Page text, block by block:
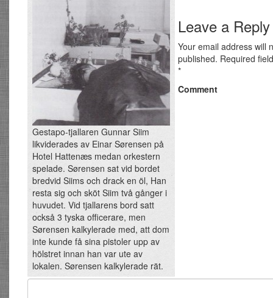
Gestapo-tjallaren Gunnar Siim
likviderades av Einar Sørensen på
Hotel Hattenæs medan orkestern
spelade. Sørensen sat vid bordet
bredvid Siims och drack en öl, Han
resta sig och sköt Siim två gånger i
huvudet. Vid tjallarens bord satt
också 3 tyska officerare, men
Sørensen kalkylerade med, att dom
inte kunde få sina pistoler upp av
hölstret innan han var ute av
lokalen. Sørensen kalkylerade rät.
Leave a Reply
Your email address will
published. Required
*
Comment